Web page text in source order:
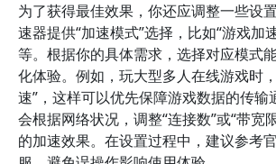
为了获得最佳效果，你还应调整一些设
速器提供“加速模式”选择，比如“游戏加
等。根据你的具体需求，选择对应模式
化体验。例如，玩大型多人在线游戏时
速”，这样可以优先保障游戏数据的传输
会根据网络状况，调整“连接数”或“带宽
的加速效果。在设置过程中，建议参考